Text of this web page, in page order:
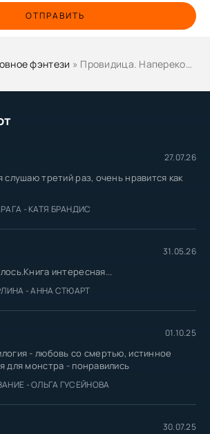
27.07.26
слушаю третий раз, очень нравится как
- КАТЯ БРАНДИС
31.05.26
интересная...
- АННА СТЮАРТ
01.10.25
- любовь со смертью, истинное
для монстра - понравились
- ОЛЬГА ГУСЕЙНОВА
30.07.25
ОТПРАВИТЬ
фэнтези » Провидица. Наперекор судьбе - Янина Наперсток